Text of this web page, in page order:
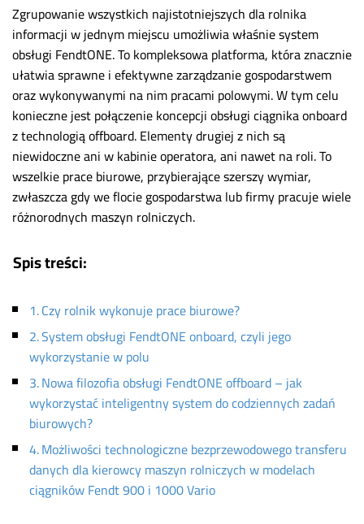
Zgrupowanie wszystkich najistotniejszych dla rolnika
informacji w jednym miejscu umożliwia właśnie system
obsługi FendtONE. To kompleksowa platforma, która znacznie
ułatwia sprawne i efektywne zarządzanie gospodarstwem
oraz wykonywanymi na nim pracami polowymi. W tym celu
konieczne jest połączenie koncepcji obsługi ciągnika onboard
z technologią offboard. Elementy drugiej z nich są
niewidoczne ani w kabinie operatora, ani nawet na roli. To
wszelkie prace biurowe, przybierające szerszy wymiar,
zwłaszcza gdy we flocie gospodarstwa lub firmy pracuje wiele
różnorodnych maszyn rolniczych.
Spis treści:
Czy rolnik wykonuje prace biurowe?
System obsługi FendtONE onboard, czyli jego
wykorzystanie w polu
Nowa filozofia obsługi FendtONE offboard – jak
wykorzystać inteligentny system do codziennych zadań
biurowych?
Możliwości technologiczne bezprzewodowego transferu
danych dla kierowcy maszyn rolniczych w modelach
ciągników Fendt 900 i 1000 Vario